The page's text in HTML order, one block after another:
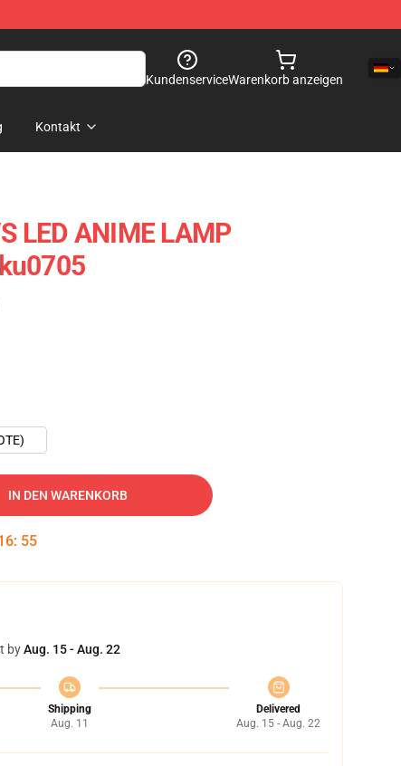
KundenserviceWarenkorb anzeigen
Kontakt
LED ANIME LAMP
IN DEN WARENKORB
: 54
byAug. 15 - Aug. 22
Shipping
Aug. 11
Delivered
Aug. 15 - Aug. 22